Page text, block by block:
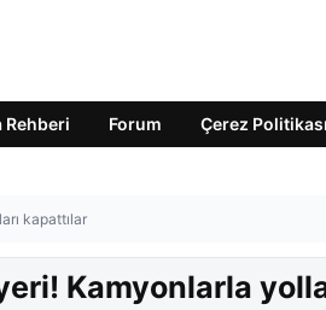
Rehberi Forum Çerez Politikası
kapattılar
Kamyonlarla